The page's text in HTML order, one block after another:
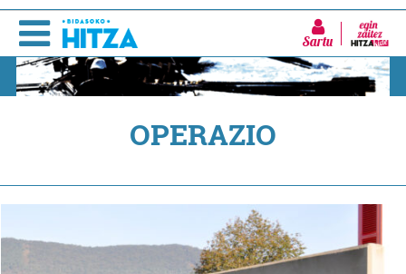
Sartu
OPERAZIO